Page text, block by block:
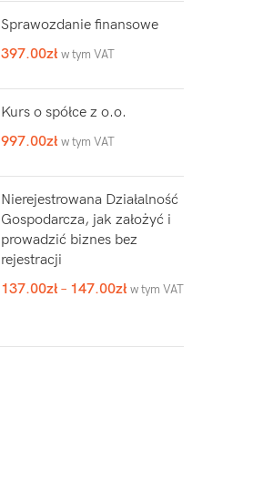
Sprawozdanie finansowe
397.00zł w tym VAT
Kurs o spółce z o.o.
997.00zł w tym VAT
Nierejestrowana Działalność
Gospodarcza, jak założyć i
prowadzić biznes bez
rejestracji
137.00zł – 147.00zł w tym VAT